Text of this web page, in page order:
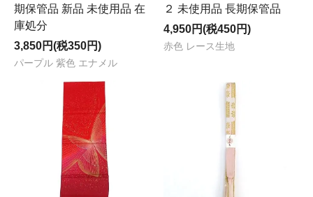
期保管品 新品 未使用品 在
庫処分
3,850円(税350円)
パープル 紫色 エナメル
２ 未使用品 長期保管品
4,950円(税450円)
赤色 レース生地